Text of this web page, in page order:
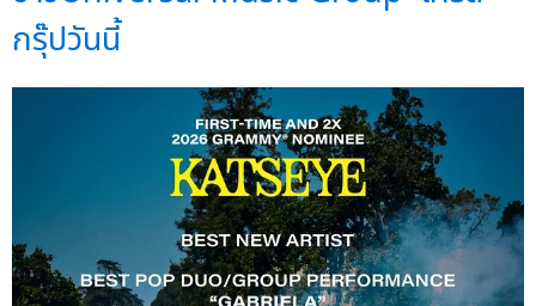
กรุ๊ปวันนี้